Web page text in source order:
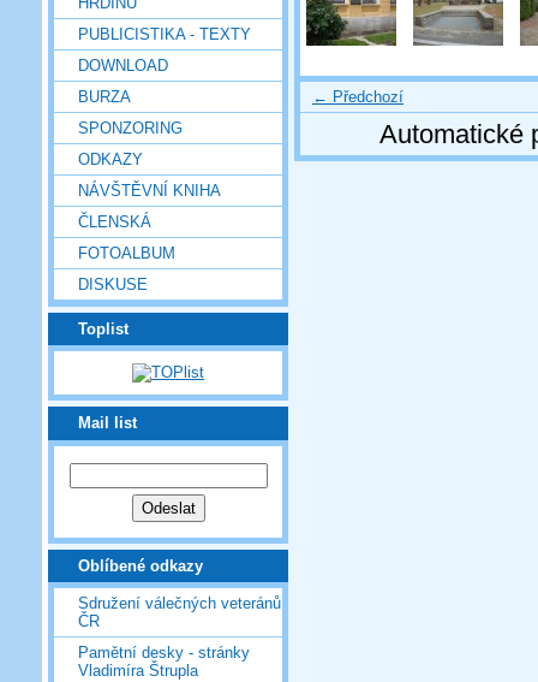
PUBLICISTIKA - TEXTY
DOWNLOAD
BURZA
SPONZORING
ODKAZY
NÁVŠTĚVNÍ KNIHA
ČLENSKÁ
FOTOALBUM
DISKUSE
Toplist
Mail list
Oblíbené odkazy
Sdružení válečných veteránů
ČR
Pamětní desky - stránky
Vladimíra Štrupla
← Předchozí
Automatické